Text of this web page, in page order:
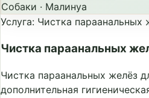
Собаки · Малинуа
Услуга: Чистка параанальных
Чистка параанальных
Чистка параанальных желёз
дополнительная